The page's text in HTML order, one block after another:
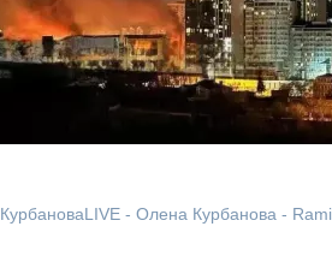
КурбановаLIVE - Олена Курбанова -